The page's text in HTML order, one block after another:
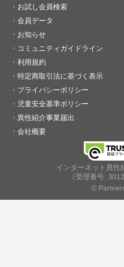
お試し会員検索
会員データ
お知らせ
コミュニティガイドライン
利用規約
特定商取引法に基づく表示
プライバシーポリシー
児童安全基準ポリシー
異性紹介事業届出
会社概要
インターネット異性
（受理番号:
©